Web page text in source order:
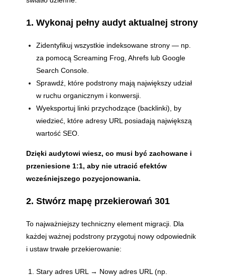
1. Wykonaj pełny audyt aktualnej strony
Zidentyfikuj wszystkie indeksowane strony — np.
za pomocą Screaming Frog, Ahrefs lub Google
Search Console.
Sprawdź, które podstrony mają największy udział
w ruchu organicznym i konwersji.
Wyeksportuj linki przychodzące (backlinki), by
wiedzieć, które adresy URL posiadają największą
wartość SEO.
Dzięki audytowi wiesz, co musi być zachowane i
przeniesione 1:1, aby nie utracić efektów
wcześniejszego pozycjonowania.
2. Stwórz mapę przekierowań 301
To najważniejszy techniczny element migracji. Dla
każdej ważnej podstrony przygotuj nowy odpowiednik
i ustaw trwałe przekierowanie:
Stary adres URL → Nowy adres URL (np.